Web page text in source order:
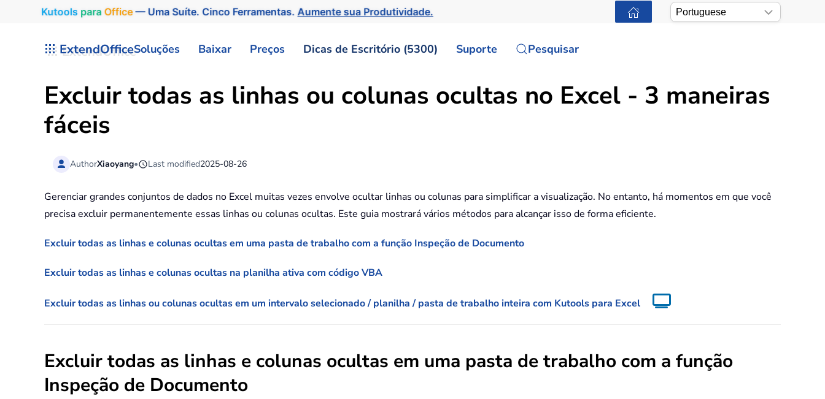
Kutools para Office— Uma Suíte. Cinco Ferramentas.Aumente sua Produtividade.
ExtendOfficeSoluções Baixar Preços Dicas de Escritório (5300) Suporte Pesquisar
Excluir todas as linhas ou colunas ocultas no Excel - 3 maneiras
fáceis
AuthorXiaoyang• Last modified2025-08-26
Gerenciar grandes conjuntos de dados no Excel muitas vezes envolve ocultar linhas ou colunas para simplificar a visualização. No entanto, há momentos em que você
precisa excluir permanentemente essas linhas ou colunas ocultas. Este guia mostrará vários métodos para alcançar isso de forma eficiente.
Excluir todas as linhas e colunas ocultas em uma pasta de trabalho com a função Inspeção de Documento
Excluir todas as linhas e colunas ocultas na planilha ativa com código VBA
Excluir todas as linhas ou colunas ocultas em um intervalo selecionado / planilha / pasta de trabalho inteira com Kutools para Excel
Excluir todas as linhas e colunas ocultas em uma pasta de trabalho com a função
Inspeção de Documento